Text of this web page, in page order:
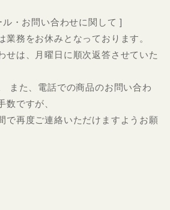
・お問い合わせに関して ]
業務をお休みとなっております。
せは、月曜日に順次返答させていた
また、電話での商品のお問い合わ
数ですが、
で再度ご連絡いただけますようお願